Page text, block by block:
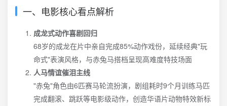
一、电影核心看点解析
成龙式动作喜剧回归
68岁的成龙在片中亲自完成85%动作戏份，延续经典"玩
命式"表演风格，与赤兔马搭档呈现高难度特技场面
人马情谊催泪主线
"赤兔"角色由6匹赛马轮流扮演，剧组耗时9个月训练马匹
完成翻滚、跳跃等电影级动作，创造华语片动物特效新标